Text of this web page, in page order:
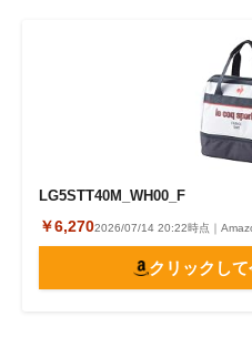
LG5STT40M_WH00_F
￥6,2702026/07/14 20:22時点｜
クリックし